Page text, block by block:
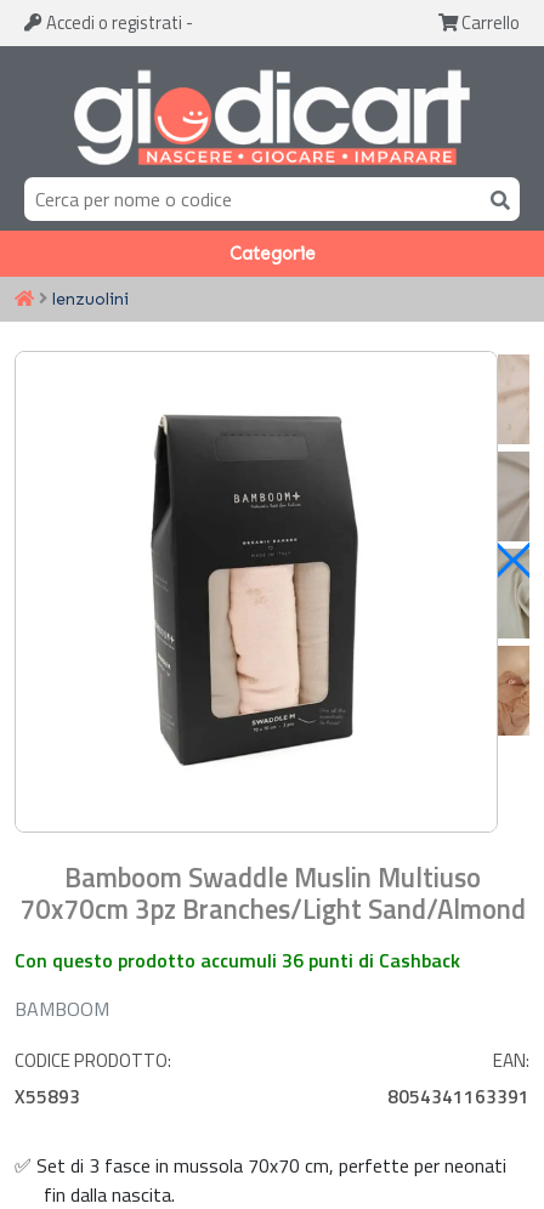
Accedi o registrati - Carrello
Categorie
lenzuolini
Bamboom Swaddle Muslin Multiuso
70x70cm 3pz Branches/Light Sand/Almond
Con questo prodotto accumuli 36 punti di Cashback
BAMBOOM
CODICE PRODOTTO:
X55893
EAN:
8054341163391
✅ Set di 3 fasce in mussola 70x70 cm, perfette per neonati
fin dalla nascita.